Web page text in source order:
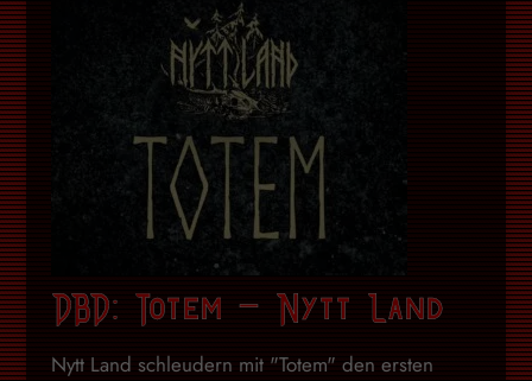
DBD: Totem – Nytt Land
Nytt Land schleudern mit "Totem" den ersten